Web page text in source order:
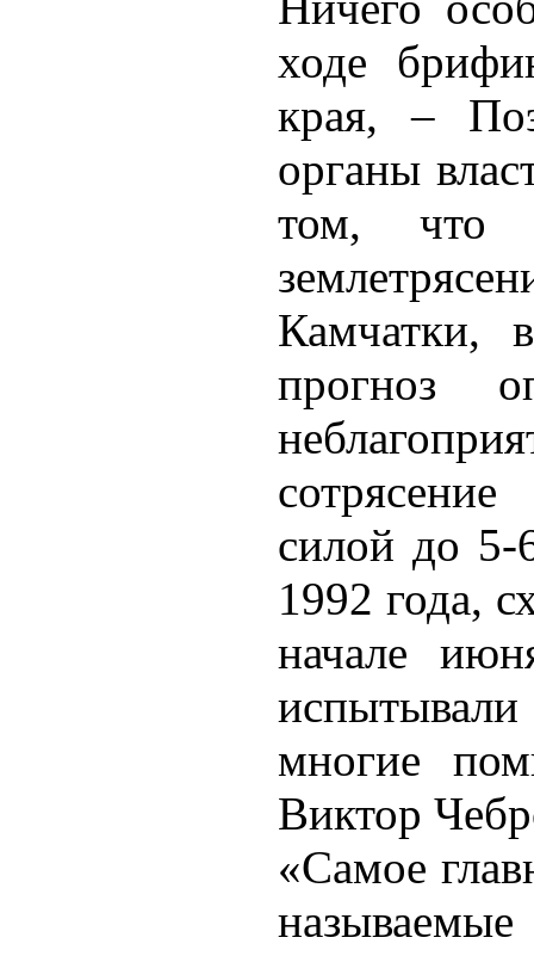
ходе
края, –
органы
том, что
Камчатки,
прогноз
силой до 5-
1992 года,
начале
многие
Виктор
«Самое